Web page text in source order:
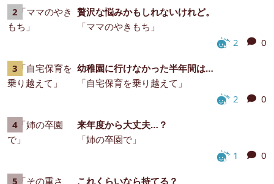
贅沢な悩みかもしれないけれど。
「ママのやきもち」
2
0
幼稚園に行けなかった半年間は…
「自宅保育を乗り越えて」
2
0
来年度から大丈夫…？
「姉の卒園で」
1
0
これくらいなら持てる？